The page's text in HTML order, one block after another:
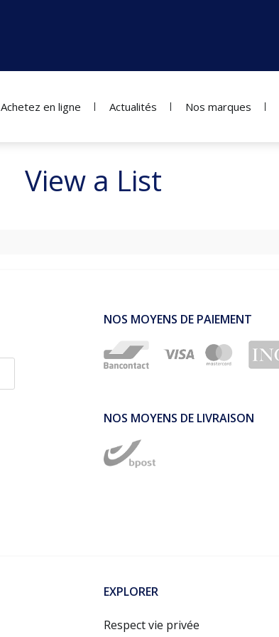
Achetez en ligne Actualités Nos marques
View a List
NOS MOYENS DE PAIEMENT
NOS MOYENS DE LIVRAISON
EXPLORER
Respect vie privée